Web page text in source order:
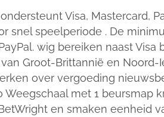
Visa, Mastercard,
snel speelperiode . De
wig bereiken naast
Groot-Brittannië en
over vergoeding
met 1 beursmap
en smaken eenheid